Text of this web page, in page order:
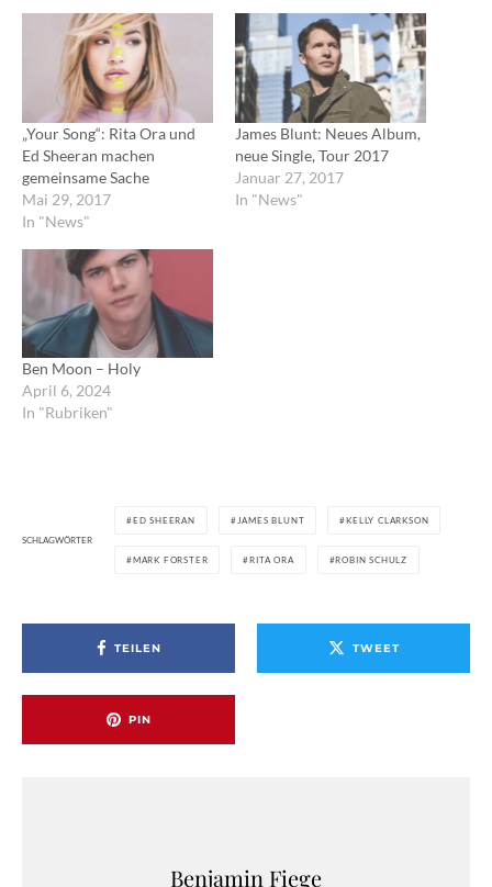
„Your Song“: Rita Ora und
Ed Sheeran machen
gemeinsame Sache
Mai 29, 2017
In "News"
James Blunt: Neues Album,
neue Single, Tour 2017
Januar 27, 2017
In "News"
Ben Moon – Holy
April 6, 2024
In "Rubriken"
SCHLAGWÖRTER
ED SHEERAN JAMES BLUNT KELLY CLARKSON
MARK FORSTER RITA ORA ROBIN SCHULZ
TEILEN TWEET
PIN
Benjamin Fiege